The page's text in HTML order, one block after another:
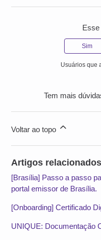
Esse
Sim
Usuários que
Tem mais
Voltar ao topo
Artigos relacionados
[Brasília] Passo a passo
portal emissor de Brasília.
[Onboarding] Certificado
UNIQUE: Documentação